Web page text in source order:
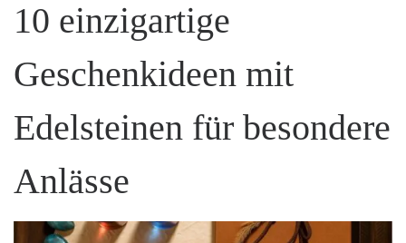
10 einzigartige
Geschenkideen mit
Edelsteinen für besondere
Anlässe